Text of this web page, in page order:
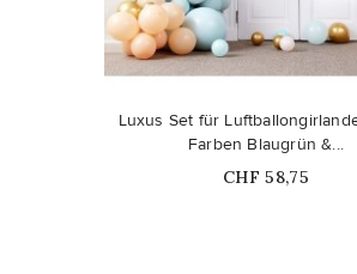
Luxus Set für
Farben Blaugrün &...
Price
CHF 58,75